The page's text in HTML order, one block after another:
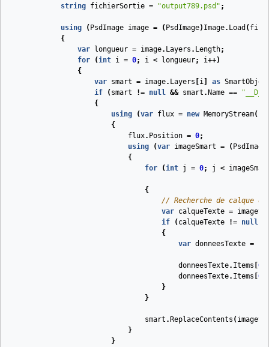
string fichierSortie = "output789.psd" ;
using ( PsdImage image = ( PsdImage) Image. Load (
{
var
longueur = image. Layers . Length;
for
(int i = 0; i < longueur; i++)
{
var smart = image. Layers i as
if
( smart != null && smart . Name ==
{
using
(var flux = new MemoryStream(
{
flux. Position = 0;
using
(var imageSmart = ( PsdImage
{
for
(int j = 0; j <
{
// Recherche de calque
var calqueTexte =
if
( calqueTexte != null
{
var donneesTexte =
donneesTexte. Items 0
donneesTexte. Items 0
}
}
smart . ReplaceContents (
}
}